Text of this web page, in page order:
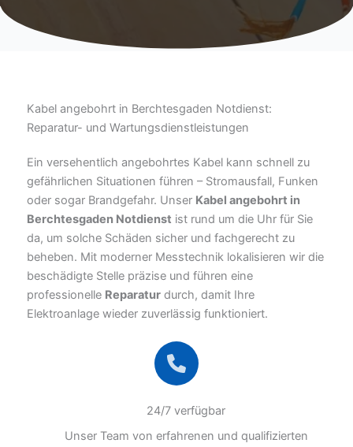
Kabel angebohrt in Berchtesgaden Notdienst:
Reparatur- und Wartungsdienstleistungen
Ein versehentlich angebohrtes Kabel kann schnell zu
gefährlichen Situationen führen – Stromausfall, Funken
oder sogar Brandgefahr. Unser Kabel angebohrt in
Berchtesgaden Notdienst ist rund um die Uhr für Sie
da, um solche Schäden sicher und fachgerecht zu
beheben. Mit moderner Messtechnik lokalisieren wir die
beschädigte Stelle präzise und führen eine
professionelle Reparatur durch, damit Ihre
Elektroanlage wieder zuverlässig funktioniert.
24/7 verfügbar
Unser Team von erfahrenen und qualifizierten